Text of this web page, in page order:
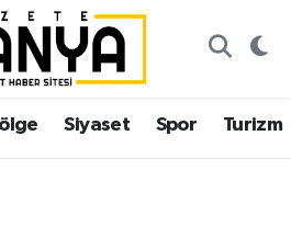
Siyaset Spor Turizm
Eczaneler